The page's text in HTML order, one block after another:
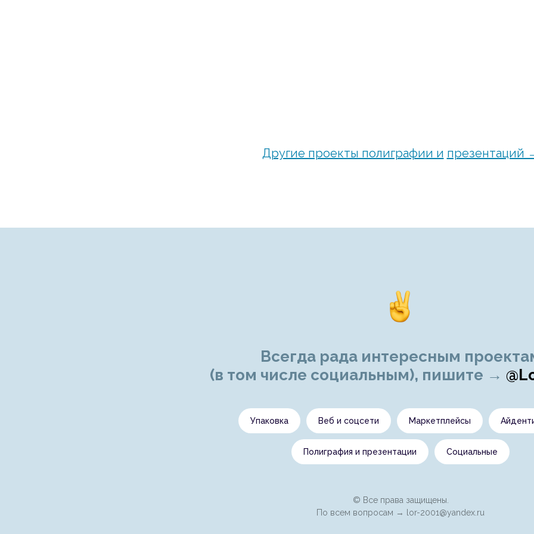
Другие проекты полиграфии и презентаций
Всегда рада интересным
(в том числе социальным), пишите →
Упаковка Веб и соцсети Маркетплейсы
Полиграфия и презентации Социальные
© Все права защищены.
По всем вопросам → lor-2001@yandex.ru